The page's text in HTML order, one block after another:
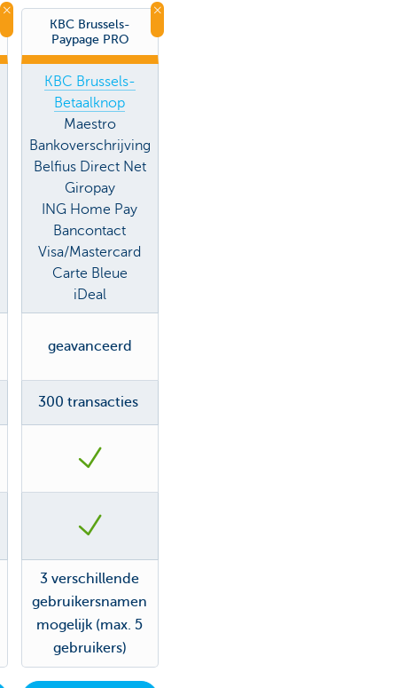
KBC Brussels-
Paypage PRO
KBC Brussels-
Betaalknop
Maestro
Bankoverschrijving
Belfius Direct Net
Giropay
ING Home Pay
Bancontact
Visa/Mastercard
Carte Bleue
iDeal
geavanceerd
300 transacties
3 verschillende
gebruikersnamen
mogelijk (max. 5
gebruikers)